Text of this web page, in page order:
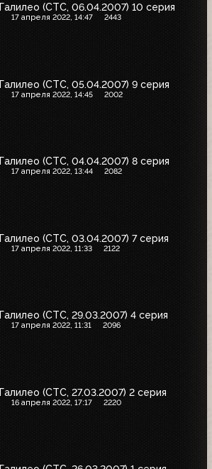
Галилео (СТС, 06.04.2007) 10 серия
17 апреля 2022, 14:47 2443
Галилео (СТС, 05.04.2007) 9 серия
17 апреля 2022, 14:45 2002
Галилео (СТС, 04.04.2007) 8 серия
17 апреля 2022, 13:44 2082
Галилео (СТС, 03.04.2007) 7 серия
17 апреля 2022, 11:33 2122
Галилео (СТС, 29.03.2007) 4 серия
17 апреля 2022, 11:31 2096
Галилео (СТС, 27.03.2007) 2 серия
16 апреля 2022, 17:17 2220